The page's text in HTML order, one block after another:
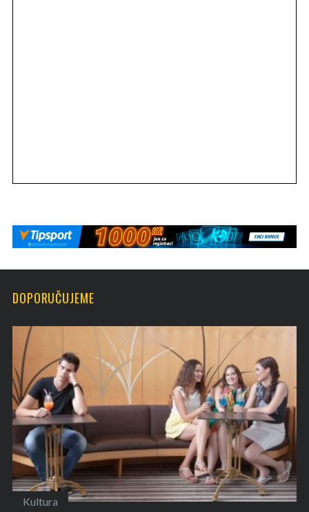
DOPORUČUJEME
Kultura